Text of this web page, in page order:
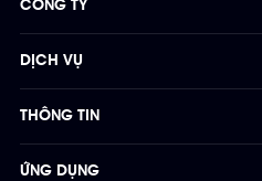
CÔNG TY
DỊCH VỤ
THÔNG TIN
ỨNG DỤNG